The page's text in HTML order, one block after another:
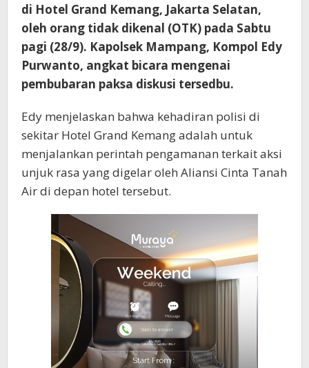
di Hotel Grand Kemang, Jakarta Selatan,
oleh orang tidak dikenal (OTK) pada Sabtu
pagi (28/9). Kapolsek Mampang, Kompol Edy
Purwanto, angkat bicara mengenai
pembubaran paksa diskusi tersedbu.
Edy menjelaskan bahwa kehadiran polisi di
sekitar Hotel Grand Kemang adalah untuk
menjalankan perintah pengamanan terkait aksi
unjuk rasa yang digelar oleh Aliansi Cinta Tanah
Air di depan hotel tersebut.